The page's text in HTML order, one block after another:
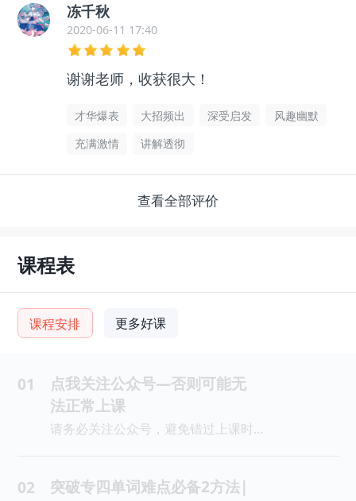
冻千秋
2020-06-11 17:40
谢谢老师，收获很大！
才华爆表 大招频出 深受启发
风趣幽默
充满激情
讲解透彻
查看全部评价
课程表
课程安排 更多好课
01
点我关注公众号—否则可能无
法正常上课
请务必关注公众号，避免错过上课时间
02
突破专四单词难点必备2方法|